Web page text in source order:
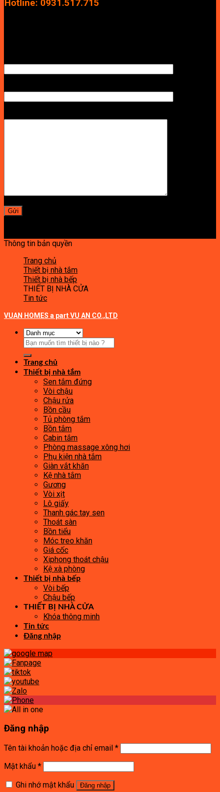
Hotline: 0931.517.715
Thông tin bản quyền
Trang chủ
Thiết bị nhà tắm
Thiết bị nhà bếp
THIẾT BỊ NHÀ CỬA
Tin tức
VUAN HOMES a part VU AN CO.,LTD
Tìm
kiếm:
Trang chủ
Thiết bị nhà tắm
Sen tắm đứng
Vòi chậu
Chậu rửa
Bồn cầu
Tủ phòng tắm
Bồn tắm
Cabin tắm
Phòng massage xông hơi
Phụ kiện nhà tắm
Giàn vắt khăn
Kệ nhà tắm
Gương
Vòi xịt
Lô giấy
Thanh gác tay sen
Thoát sàn
Bồn tiểu
Móc treo khăn
Giá cốc
Xiphong thoát chậu
Kệ xà phòng
Thiết bị nhà bếp
Vòi bếp
Chậu bếp
THIẾT BỊ NHÀ CỬA
Khóa thông minh
Tin tức
Đăng nhập
Đăng nhập
Tên tài khoản hoặc địa chỉ email *
Mật khẩu *
Ghi nhớ mật khẩu
Đăng nhập